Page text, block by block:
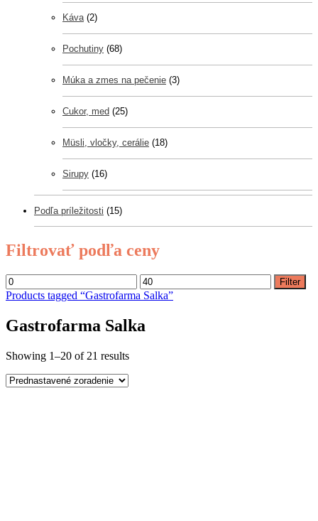
Káva (2)
Pochutiny (68)
Múka a zmes na pečenie (3)
Cukor, med (25)
Müsli, vločky, cerálie (18)
Sirupy (16)
Podľa príležitosti (15)
Filtrovať podľa ceny
Filter
Products tagged “Gastrofarma Salka”
Gastrofarma Salka
Showing 1–20 of 21 results